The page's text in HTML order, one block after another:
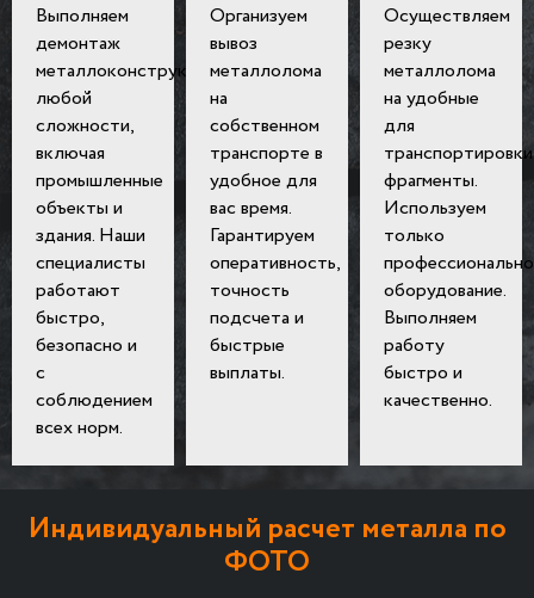
Выполняем
демонтаж
металлоконструкций
любой
сложности,
включая
промышленные
объекты и
здания. Наши
специалисты
работают
быстро,
безопасно и
с
соблюдением
всех норм.
Организуем
вывоз
металлолома
на
собственном
транспорте в
удобное для
вас время.
Гарантируем
оперативность,
точность
подсчета и
быстрые
выплаты.
Осуществляем
резку
металлолома
на удобные
для
транспортировки
фрагменты.
Используем
только
оборудование.
Выполняем
работу
быстро и
качественно.
Индивидуальный расчет металла по
ФОТО